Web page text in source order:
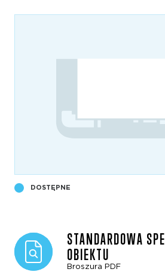
DOSTĘPNE
STANDARDOWA
OBIEKTU
Broszura PDF